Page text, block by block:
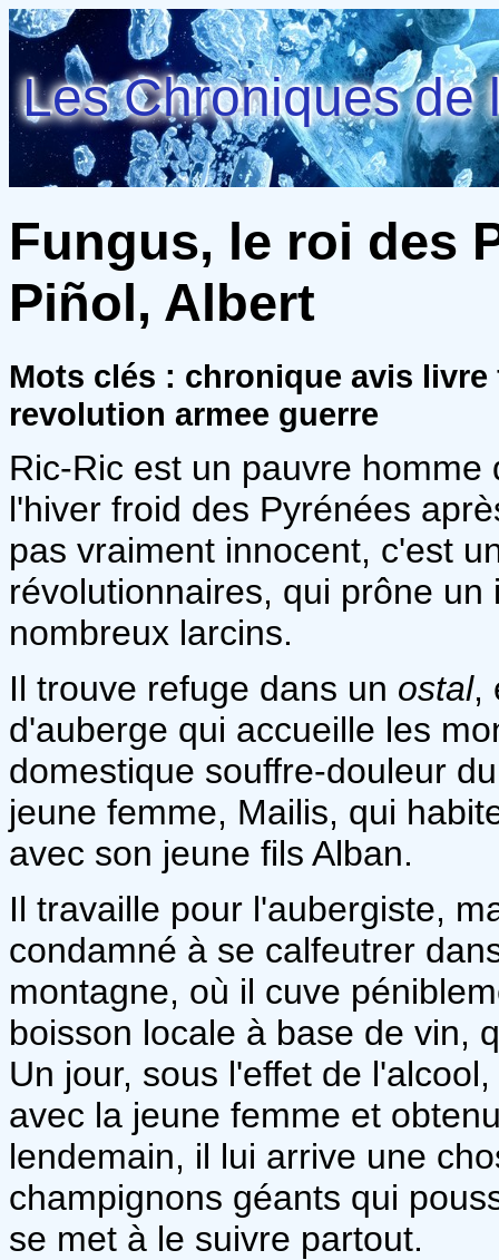
Les Chroniques de
Fungus, le roi des
Piñol, Albert
Mots clés : chronique avis
revolution armee guerre
Ric-Ric est un pauvre
l'hiver froid des Pyrénées
pas vraiment innocent, c'est
révolutionnaires, qui prône
nombreux larcins.
Il trouve refuge dans un ostal,
d'auberge qui accueille les
domestique souffre-douleur
jeune femme, Mailis, qui
avec son jeune fils Alban.
Il travaille pour l'aubergiste,
condamné à se calfeutrer
montagne, où il cuve
boisson locale à base de vin,
Un jour, sous l'effet de
avec la jeune femme et
lendemain, il lui arrive une
champignons géants qui
se met à le suivre partout.